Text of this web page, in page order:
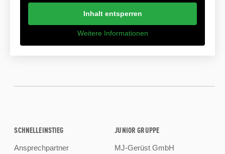
Inhalt entsperren
Weitere Informationen
SCHNELLEINSTIEG
Ansprechpartner
JUNIOR GRUPPE
MJ-Gerüst GmbH